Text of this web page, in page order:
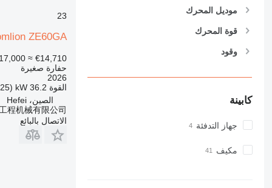
موديل المحرك
قوة المحرك
وقود
كابينة
جهاز التدفئة
مكيف
23
ZE60GA
≈ €14,710
حفارة صغيرة
2026
القوة 36.2 kW (49.25 حصان)
الصين، Hefei
程机械有限公司
الاتصال بالبائع